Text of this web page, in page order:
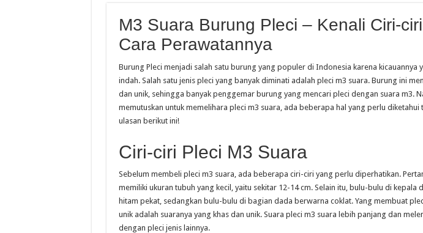
M3 Suara Burung Pleci – Kenali Ciri-
Cara Perawatannya
Burung Pleci menjadi salah satu burung yang populer di Indonesia karena kicauannya
indah. Salah satu jenis pleci yang banyak diminati adalah pleci m3 suara. Burung ini
dan unik, sehingga banyak penggemar burung yang mencari pleci dengan suara m3.
memutuskan untuk memelihara pleci m3 suara, ada beberapa hal yang perlu diketahui
ulasan berikut ini!
Ciri-ciri Pleci M3 Suara
Sebelum membeli pleci m3 suara, ada beberapa ciri-ciri yang perlu diperhatikan.
memiliki ukuran tubuh yang kecil, yaitu sekitar 12-14 cm. Selain itu, bulu-bulu di kepala
hitam pekat, sedangkan bulu-bulu di bagian dada berwarna coklat. Yang membuat
unik adalah suaranya yang khas dan unik. Suara pleci m3 suara lebih panjang dan
dengan pleci jenis lainnya.